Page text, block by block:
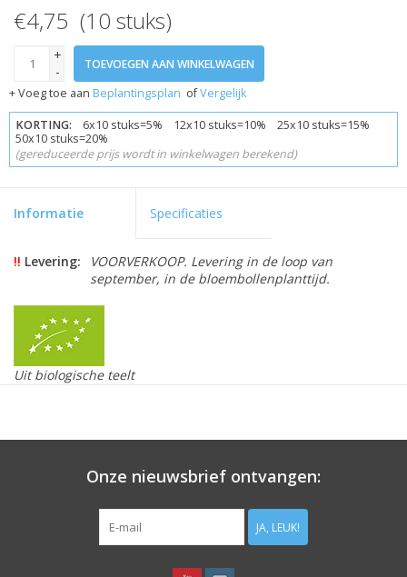
€4,75 (10 stuks)
+
-
TOEVOEGEN AAN WINKELWAGEN
+ Voeg toe aan Beplantingsplan ofVergelijk
KORTING: 6x10 stuks=5% 12x10 stuks=10% 25x10 stuks=15%
50x10 stuks=20%
(gereduceerde prijs wordt in winkelwagen berekend)
Informatie Specificaties
!! Levering:
VOORVERKOOP. Levering in de loop van
september, in de bloembollenplanttijd.
Uit biologische teelt
Een (zeer) donkerblauw druifje, met een wit randje. Aanrader
Onze nieuwsbrief ontvangen:
JA, LEUK!